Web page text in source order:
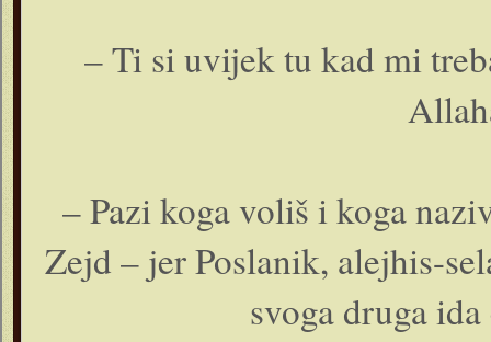
– Ti si uvijek tu kad mi
– Pazi koga voliš i koga
Zejd – jer Poslanik, alejhis-
svoga druga